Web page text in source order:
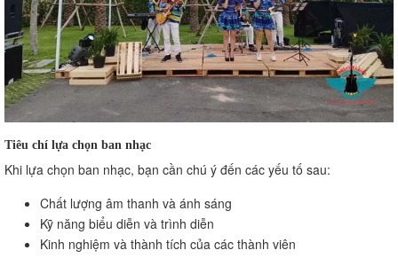
Tiêu chí lựa chọn ban nhạc
Khi lựa chọn ban nhạc, bạn cần chú ý đến các yếu tố sau:
Chất lượng âm thanh và ánh sáng
Kỹ năng biểu diễn và trình diễn
Kinh nghiệm và thành tích của các thành viên